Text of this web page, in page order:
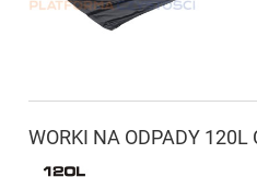
WORKI NA ODPADY 120L